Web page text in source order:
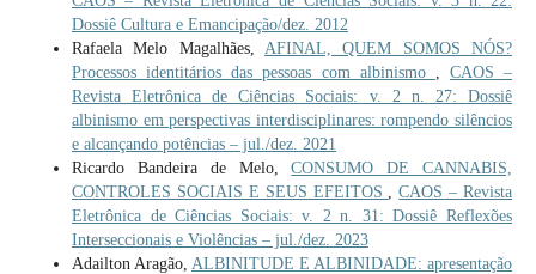
Dossiê Cultura e Emancipação/dez. 2012
Rafaela Melo Magalhães, AFINAL, QUEM SOMOS NÓS?
Processos identitários das pessoas com albinismo
CAOS –
Revista Eletrônica de Ciências Sociais: v. 2 n. 27: Dossiê
albinismo em perspectivas interdisciplinares: rompendo silêncios
e alcançando potências – jul./dez. 2021
Ricardo Bandeira de Melo,CONSUMO DE CANNABIS,
CONTROLES SOCIAIS E SEUS EFEITOS
,CAOS – Revista
Eletrônica de Ciências Sociais: v. 2 n. 31: Dossiê Reflexões
Interseccionais e Violências – jul./dez. 2023
Adailton Aragão, ALBINITUDE E ALBINIDADE: apresentação